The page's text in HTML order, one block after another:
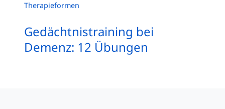
Therapieformen
Gedächtnistraining bei
Demenz: 12 Übungen